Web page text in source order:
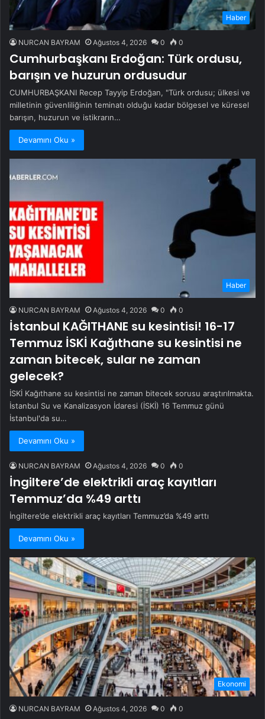
Haber
NURCAN BAYRAM Ağustos 4, 2026 0 0
Cumhurbaşkanı Erdoğan: Türk ordusu,
barışın ve huzurun ordusudur
CUMHURBAŞKANI Recep Tayyip Erdoğan, "Türk ordusu; ülkesi ve
milletinin güvenliliğinin teminatı olduğu kadar bölgesel ve küresel
barışın, huzurun ve istikrarın…
Devamını Oku »
Haber
NURCAN BAYRAM Ağustos 4, 2026 0 0
İstanbul KAĞITHANE su kesintisi! 16-17
Temmuz İSKİ Kağıthane su kesintisi ne
zaman bitecek, sular ne zaman
gelecek?
İSKİ Kağıthane su kesintisi ne zaman bitecek sorusu araştırılmakta.
İstanbul Su ve Kanalizasyon İdaresi (İSKİ) 16 Temmuz günü
İstanbul'da su…
Devamını Oku »
NURCAN BAYRAM Ağustos 4, 2026 0 0
İngiltere’de elektrikli araç kayıtları
Temmuz’da %49 arttı
İngiltere’de elektrikli araç kayıtları Temmuz’da %49 arttı
Devamını Oku »
Ekonomi
NURCAN BAYRAM Ağustos 4, 2026 0 0